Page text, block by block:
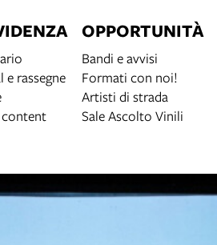
e rassegne
OPPORTUNITÀ
Bandi e avvisi
Formati con noi!
Artisti di strada
Sale Ascolto Vinili